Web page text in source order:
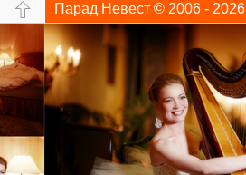
Парад Невест © 2006 - 2026